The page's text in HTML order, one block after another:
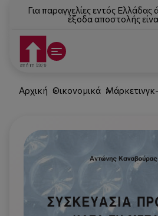
Για παραγγελίες εντός
έξοδα αποστολής
Αρχική Οικονομικά